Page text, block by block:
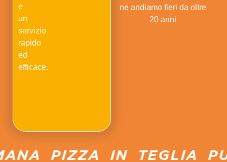
ne andiamo fieri da oltre
20 anni
e
un
servizio
rapido
ed
efficace.
PIZZA IN TEGLIA